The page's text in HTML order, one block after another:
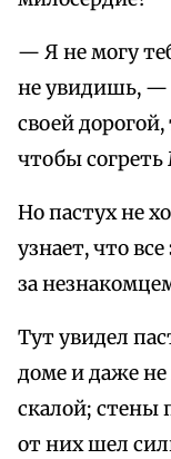
— Я не могу
не увидишь, —
своей дорогой,
чтобы
Но пастух не
узнает, что
за
Тут увидел
доме и даже
скалой; стены
от них шел